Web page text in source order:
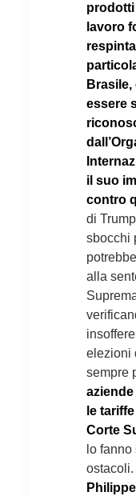
prodotti
lavoro
essere
il suo
contro
di
sbocchi
alla
elezioni
sempre
le
Corte
lo
ostacoli.